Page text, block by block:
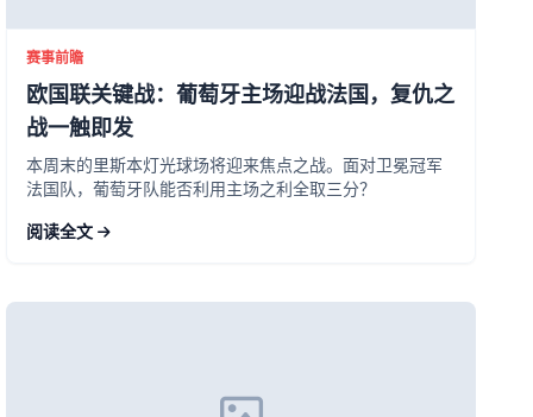
赛事前瞻
欧国联关键战：葡萄牙主场迎战法国，复仇之
战一触即发
本周末的里斯本灯光球场将迎来焦点之战。面对卫冕冠军
法国队，葡萄牙队能否利用主场之利全取三分？
阅读全文